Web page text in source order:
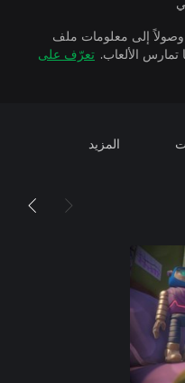
وصولاً إلى معلومات ملف
تعرّف على
المزيد